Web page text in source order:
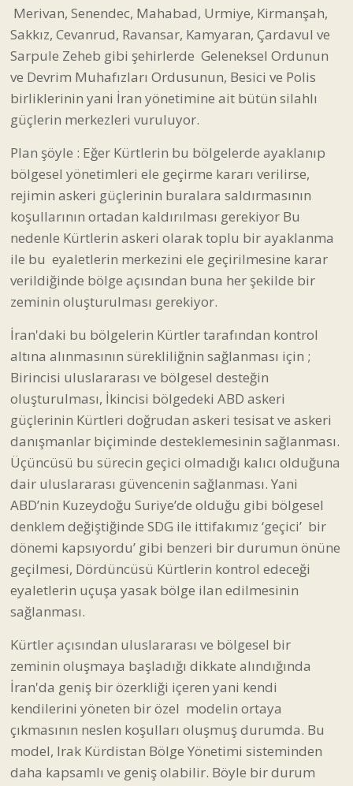
Plan şöyle : Eğer Kürtlerin bu bölgelerde ayaklanıp
bölgesel yönetimleri ele geçirme kararı verilirse,
rejimin askeri güçlerinin buralara saldırmasının
koşullarının ortadan kaldırılması gerekiyor Bu
nedenle Kürtlerin askeri olarak toplu bir ayaklanma
ile bu eyaletlerin merkezini ele geçirilmesine karar
verildiğinde bölge açısından buna her şekilde bir
zeminin oluşturulması gerekiyor.
İran'daki bu bölgelerin Kürtler tarafından kontrol
altına alınmasının sürekliliğnin sağlanması için ;
Birincisi uluslararası ve bölgesel desteğin
oluşturulması, İkincisi bölgedeki ABD askeri
güçlerinin Kürtleri doğrudan askeri tesisat ve askeri
danışmanlar biçiminde desteklemesinin sağlanması.
Üçüncüsü bu sürecin geçici olmadığı kalıcı olduğuna
dair uluslararası güvencenin sağlanması. Yani
ABD’nin Kuzeydoğu Suriye’de olduğu gibi bölgesel
denklem değiştiğinde SDG ile ittifakımız ‘geçici’ bir
dönemi kapsıyordu’ gibi benzeri bir durumun önüne
geçilmesi, Dördüncüsü Kürtlerin kontrol edeceği
eyaletlerin uçuşa yasak bölge ilan edilmesinin
sağlanması.
Kürtler açısından uluslararası ve bölgesel bir
zeminin oluşmaya başladığı dikkate alındığında
İran'da geniş bir özerkliği içeren yani kendi
kendilerini yöneten bir özel modelin ortaya
çıkmasının neslen koşulları oluşmuş durumda. Bu
model, Irak Kürdistan Bölge Yönetimi sisteminden
daha kapsamlı ve geniş olabilir. Böyle bir durum
sadece İran'da değil bütün bölgede Kürtler açısından
yeni koşulların ortaya çıkartması anlamına gelir.
Bu gelişmenin pozitif olarak okunması tek başına
yeterli değildir. Tarihte ortaya çıkan bütün deneyler
ve tecrübeler gösteriyor ki, Kürtler devlet de kursa,
Özerk Bölgeler de ilan etseler uluslararası güçlerin